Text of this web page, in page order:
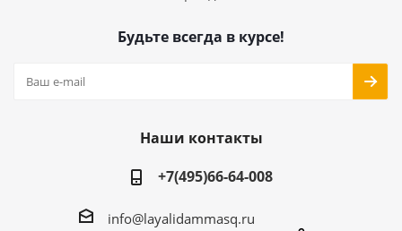
Будьте всегда в курсе!
Наши контакты
+7(495)66-64-008
info@layalidammasq.ru